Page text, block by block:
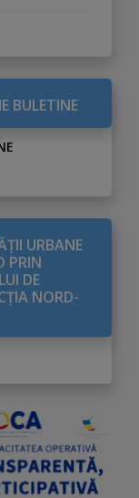
BULETINE
URBANE
PRIN
DE
NORD-